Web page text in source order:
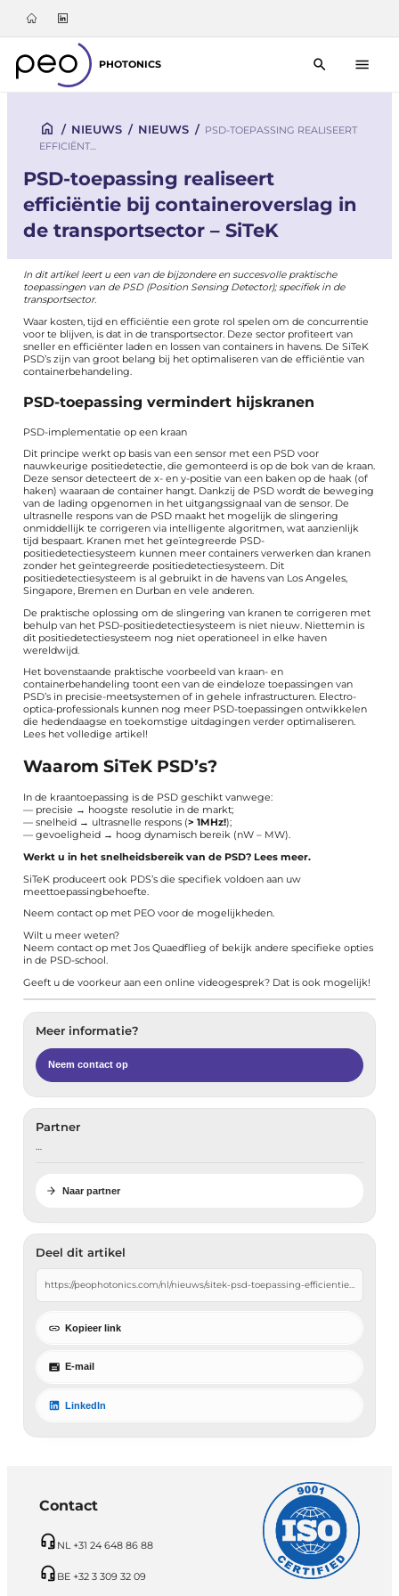
PHOTONICS
/ NIEUWS / NIEUWS / PSD-TOEPASSING REALISEERT
EFFICIËNT…
PSD-toepassing realiseert
efficiëntie bij containeroverslag in
de transportsector – SiTeK
In dit artikel leert u een van de bijzondere en succesvolle praktische
toepassingen van de PSD (Position Sensing Detector); specifiek in de
transportsector.
Waar kosten, tijd en efficiëntie een grote rol spelen om de concurrentie
voor te blijven, is dat in de transportsector. Deze sector profiteert van
sneller en efficiënter laden en lossen van containers in havens. De SiTeK
PSD’s zijn van groot belang bij het optimaliseren van de efficiëntie van
containerbehandeling.
PSD-toepassing vermindert hijskranen
PSD-implementatie op een kraan
Dit principe werkt op basis van een sensor met een PSD voor
nauwkeurige positiedetectie, die gemonteerd is op de bok van de kraan.
Deze sensor detecteert de x- en y-positie van een baken op de haak (of
haken) waaraan de container hangt. Dankzij de PSD wordt de beweging
van de lading opgenomen in het uitgangssignaal van de sensor. De
ultrasnelle respons van de PSD maakt het mogelijk de slingering
onmiddellijk te corrigeren via intelligente algoritmen, wat aanzienlijk
tijd bespaart. Kranen met het geïntegreerde PSD-
positiedetectiesysteem kunnen meer containers verwerken dan kranen
zonder het geïntegreerde positiedetectiesysteem. Dit
positiedetectiesysteem is al gebruikt in de havens van Los Angeles,
Singapore, Bremen en Durban en vele anderen.
De praktische oplossing om de slingering van kranen te corrigeren met
behulp van het PSD-positiedetectiesysteem is niet nieuw. Niettemin is
dit positiedetectiesysteem nog niet operationeel in elke haven
wereldwijd.
Het bovenstaande praktische voorbeeld van kraan- en
containerbehandeling toont een van de eindeloze toepassingen van
PSD’s in precisie-meetsystemen of in gehele infrastructuren. Electro-
optica-professionals kunnen nog meer PSD-toepassingen ontwikkelen
die hedendaagse en toekomstige uitdagingen verder optimaliseren.
Lees het volledige artikel!
Waarom SiTeK PSD’s?
In de kraantoepassing is de PSD geschikt vanwege:
— precisie → hoogste resolutie in de markt;
— snelheid → ultrasnelle respons (> 1MHz!);
— gevoeligheid → hoog dynamisch bereik (nW – MW).
Werkt u in het snelheidsbereik van de PSD? Lees meer.
SiTeK produceert ook PDS’s die specifiek voldoen aan uw
meettoepassingbehoefte.
Neem contact op met PEOvoor de mogelijkheden.
Wilt u meer weten?
Neem contact op met Jos Quaedflieg of bekijk andere specifieke opties
in de PSD-school.
Geeft u de voorkeur aan een online videogesprek? Dat is ook mogelijk!
Meer informatie?
Neem contact op
Partner
…
Naar partner
Deel dit artikel
Kopieer link
E-mail
LinkedIn
Contact
NL +31 24 648 86 88
BE +32 3 309 32 09